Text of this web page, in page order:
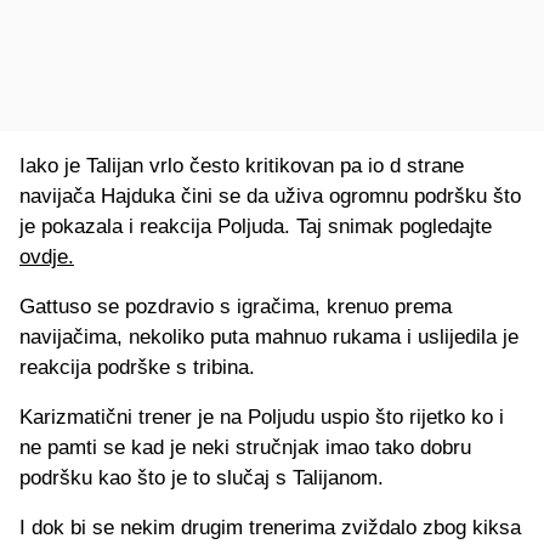
Iako je Talijan vrlo često kritikovan pa io d strane
navijača Hajduka čini se da uživa ogromnu podršku što
je pokazala i reakcija Poljuda. Taj snimak pogledajte
ovdje.
Gattuso se pozdravio s igračima, krenuo prema
navijačima, nekoliko puta mahnuo rukama i uslijedila je
reakcija podrške s tribina.
Karizmatični trener je na Poljudu uspio što rijetko ko i
ne pamti se kad je neki stručnjak imao tako dobru
podršku kao što je to slučaj s Talijanom.
I dok bi se nekim drugim trenerima zviždalo zbog kiksa